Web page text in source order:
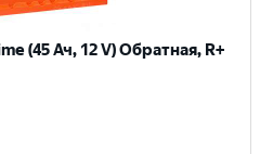
(45 Ач, 12 V) Обратная, R+